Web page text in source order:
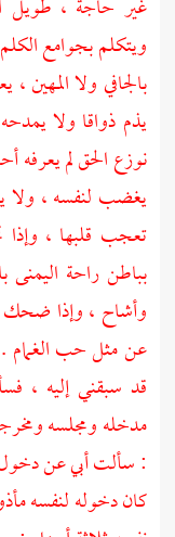
غير حاجة ، طويل
ويتكلم بجوامع
بالجافي ولا المهين
يذم ذواقا ولا
نوزع الحق لم يعرفه
يغضب لنفسه ، ولا
تعجب قلبها ،
بباطن راحة
وأشاح ، وإذا
عن مثل حب الغمام .
قد سبقني إليه ،
مدخله ومجلسه
: سألت أبي عن
كان دخوله لنفسه